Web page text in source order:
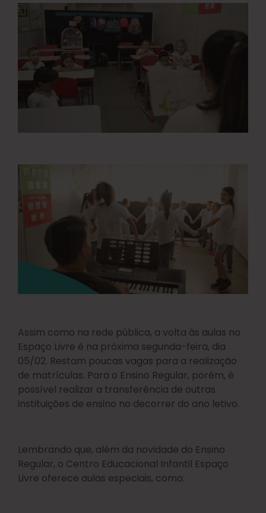
Assim como na rede pública, a volta às aulas no
Espaço Livre é na próxima segunda-feira, dia
05/02. Restam poucas vagas para a realização
de matrículas. Para o Ensino Regular, porém, é
possível realizar a transferência de outras
instituições de ensino no decorrer do ano letivo.
Lembrando que, além da novidade do Ensino
Regular, o Centro Educacional Infantil Espaço
Livre oferece aulas especiais, como: